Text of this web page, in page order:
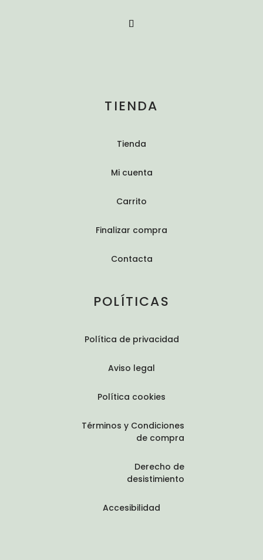
TIENDA
Tienda
Mi cuenta
Carrito
Finalizar compra
Contacta
POLÍTICAS
Política de privacidad
Aviso legal
Política cookies
Términos y Condiciones
de compra
Derecho de
desistimiento
Accesibilidad